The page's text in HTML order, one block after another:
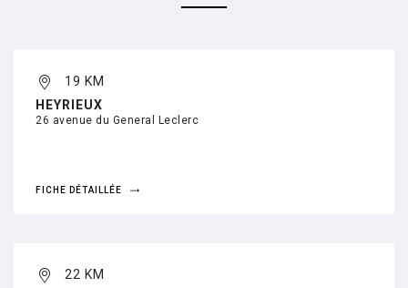
19 KM
HEYRIEUX
26 avenue du General Leclerc
FICHE DÉTAILLÉE
22 KM